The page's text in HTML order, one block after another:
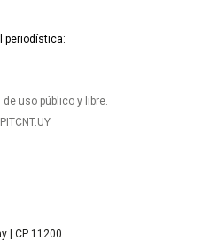
periodística:
uso público y libre.
| CP 11200